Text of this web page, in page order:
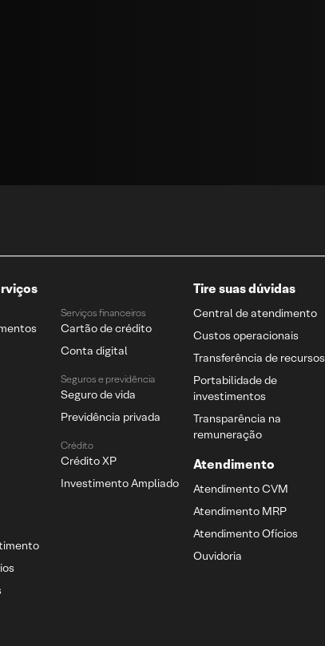
Serviços financeiros
Cartão de crédito
Conta digital
Seguros e previdência
Seguro de vida
Previdência privada
Crédito
Crédito XP
Investimento Ampliado
Tire suas dúvidas
Central de atendimento
Custos operacionais
Transferência de recursos
Portabilidade de
investimentos
Transparência na
remuneração
Atendimento
Atendimento CVM
Atendimento MRP
Atendimento Ofícios
Ouvidoria